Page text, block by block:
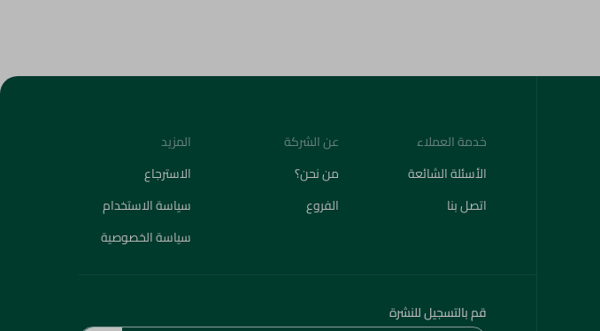
خدمة العملاء
الأسئلة الشائعة
اتصل بنا
عن الشركة
من نحن؟
الفروع
المزيد
الاسترجاع
سياسة الاستخدام
سياسة الخصوصية
قم بالتسجيل للنشرة